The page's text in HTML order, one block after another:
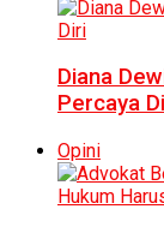
Diana
Percaya
Opini